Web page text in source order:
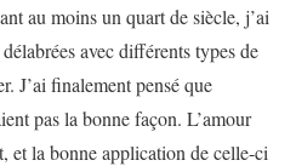
au moins un quart de siècle, j’ai
avec différents types de
J’ai finalement pensé que
pas la bonne façon. L’amour
et la bonne application de celle-ci